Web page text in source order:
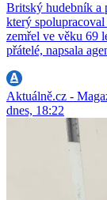
Britský hudebník a
který
zemřel ve věku 69
přátelé, napsala
Aktuálně.cz -
dnes, 18:22